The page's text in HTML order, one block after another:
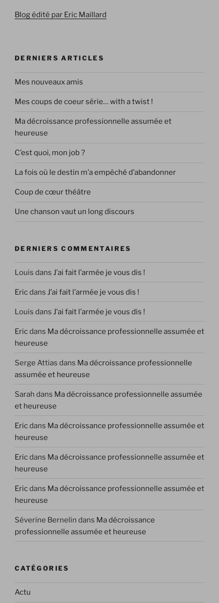
Blog édité par Eric Maillard
DERNIERS ARTICLES
Mes nouveaux amis
Mes coups de coeur série… with a twist !
Ma décroissance professionnelle assumée et
heureuse
C’est quoi, mon job ?
La fois où le destin m’a empêché d’abandonner
Coup de cœur théâtre
Une chanson vaut un long discours
DERNIERS COMMENTAIRES
Louis dans J’ai fait l’armée je vous dis !
Ericdans J’ai fait l’armée je vous dis !
Louis dans J’ai fait l’armée je vous dis !
Ericdans Ma décroissance professionnelle assumée et
heureuse
Serge Attias dans Ma décroissance professionnelle
assumée et heureuse
Sarah dans Ma décroissance professionnelle assumée
et heureuse
Ericdans Ma décroissance professionnelle assumée et
heureuse
Ericdans Ma décroissance professionnelle assumée et
heureuse
Ericdans Ma décroissance professionnelle assumée et
heureuse
Séverine Bernelin dans Ma décroissance
professionnelle assumée et heureuse
CATÉGORIES
Actu